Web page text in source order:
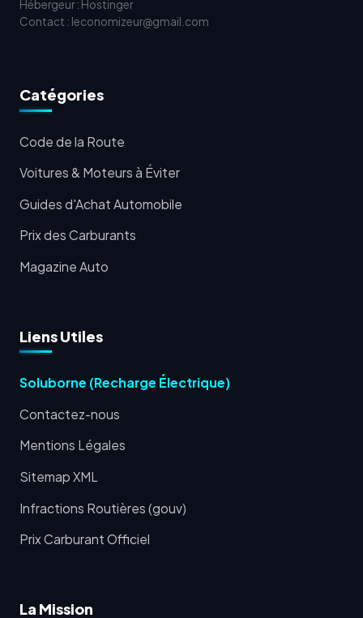
Hébergeur : Hostinger
Contact : leconomizeur@gmail.com
Catégories
Code de la Route
Voitures & Moteurs à Éviter
Guides d'Achat Automobile
Prix des Carburants
Magazine Auto
Liens Utiles
Soluborne (Recharge Électrique)
Contactez-nous
Mentions Légales
Sitemap XML
Infractions Routières (gouv)
Prix Carburant Officiel
La Mission